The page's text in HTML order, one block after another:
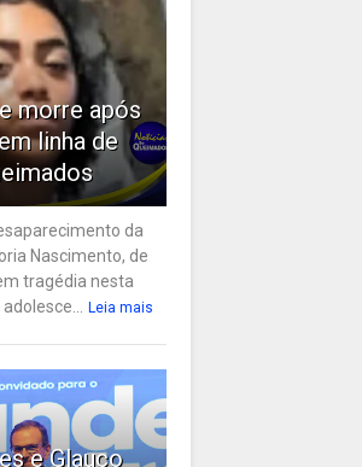
morre após
linha de
da
Nascimento, de
tragédia nesta
Leia mais
e Glauco